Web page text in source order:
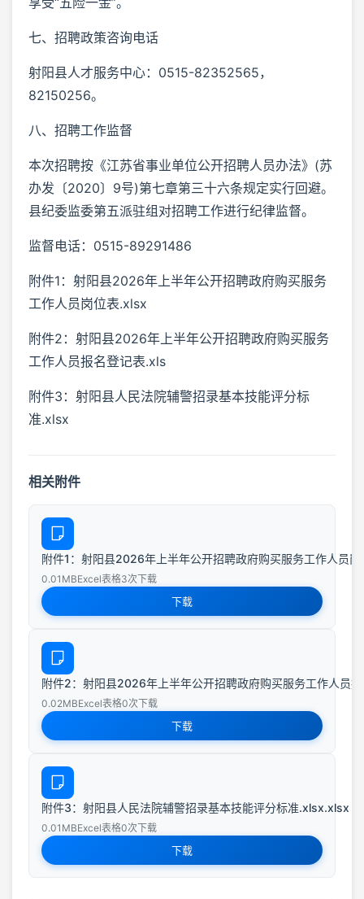
七、招聘政策咨询电话
射阳县人才服务中心：0515-82352565，
82150256。
八、招聘工作监督
本次招聘按《江苏省事业单位公开招聘人员办法》(苏
办发〔2020〕9号)第七章第三十六条规定实行回避。
县纪委监委第五派驻组对招聘工作进行纪律监督。
监督电话：0515-89291486
附件1：射阳县2026年上半年公开招聘政府购买服务
工作人员岗位表.xlsx
附件2：射阳县2026年上半年公开招聘政府购买服务
工作人员报名登记表.xls
附件3：射阳县人民法院辅警招录基本技能评分标
准.xlsx
相关附件
附件1：射阳县2026年上半年公开招聘政府购买服务工作人员
0.01MBExcel表格3次下载
下载
附件2：射阳县2026年上半年公开招聘政府购买服务工作人员
0.02MBExcel表格0次下载
下载
附件3：射阳县人民法院辅警招录基本技能评分标准.xlsx.xlsx
0.01MBExcel表格0次下载
下载